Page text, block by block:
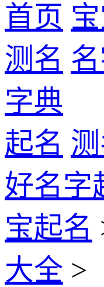
首页
测名
字典
起名
好名字
宝起名
大全 >